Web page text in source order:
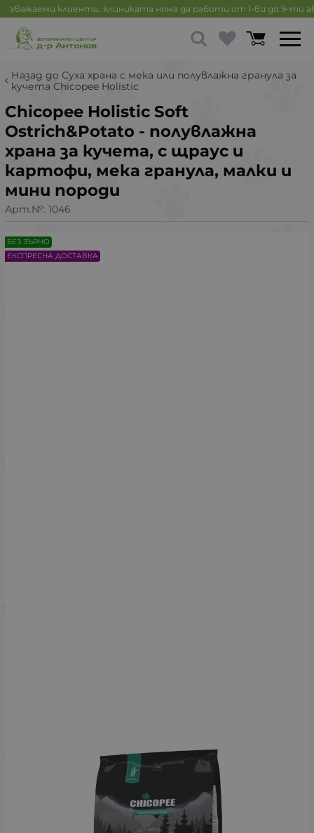
Уважаеми клиенти, клиниката няма да работи от 1-ви до 9-ти
Назад до Суха храна с мека или полувлажна гранула за
кучета Chicopee Holistic
Chicopee Holistic Soft
Ostrich&Potato - полувлажна
храна за кучета, с щраус и
картофи, мека гранула, малки и
мини породи
Арт.№: 1046
БЕЗ ЗЪРНО
ЕКСПРЕСНА ДОСТАВКА